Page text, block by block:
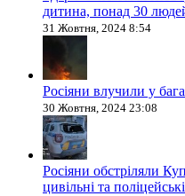
дитина, понад 30
31 Жовтня, 2024 8:54
Росіяни влучили у
30 Жовтня, 2024 23:08
Росіяни обстріляли
цивільні та поліцейські